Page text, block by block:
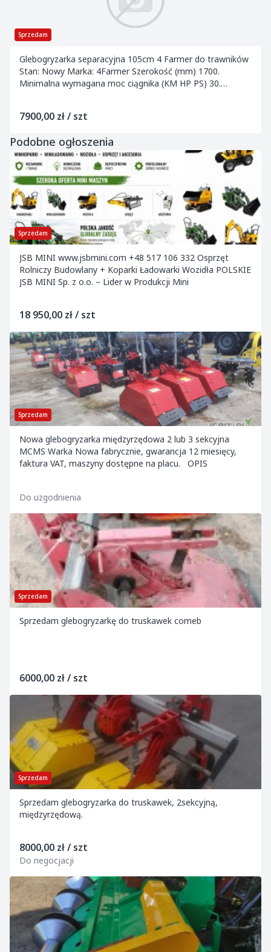
Sprzedam
Glebogryzarka separacyjna 105cm 4 Farmer do trawników
Stan: Nowy Marka: 4Farmer Szerokość (mm) 1700.
Minimalna wymagana moc ciągnika (KM HP PS) 30.
7900,00 zł / szt
Podobne ogłoszenia
Sprzedam
JSB MINI www.jsbmini.com +48 517 106 332 Osprzęt
Rolniczy Budowlany + Koparki Ładowarki Wozidła POLSKIE
JSB MINI Sp. z o.o. – Lider w Produkcji Mini
18 950,00 zł / szt
Sprzedam
Nowa glebogryzarka międzyrzędowa 2 lub 3 sekcyjna
MCMS Warka Nowa fabrycznie, gwarancja 12 miesięcy,
faktura VAT, maszyny dostępne na placu. OPIS
Do uzgodnienia
Sprzedam
Sprzedam glebogryzarkę do truskawek comeb
6000,00 zł / szt
Sprzedam
Sprzedam glebogryzarka do truskawek, 2sekcyjną,
międzyrzędową.
8000,00 zł / szt
Do negocjacji